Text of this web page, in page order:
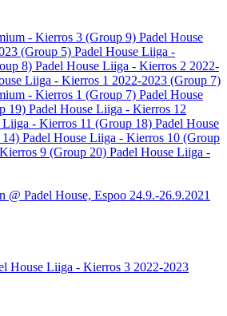
- Kierros 3 (Group 9) Padel House
(Group 5) Padel House Liiga -
8) Padel House Liiga - Kierros 2 2022-
Liiga - Kierros 1 2022-2023 (Group 7)
- Kierros 1 (Group 7) Padel House
19) Padel House Liiga - Kierros 12
Liiga - Kierros 11 (Group 18) Padel House
Padel House Liiga - Kierros 10 (Group
9 (Group 20) Padel House Liiga -
@ Padel House, Espoo 24.9.-26.9.2021
House Liiga - Kierros 3 2022-2023